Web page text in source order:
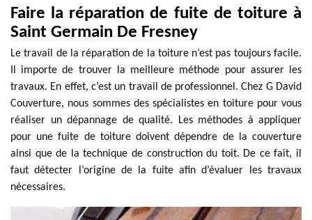
Faire la réparation de fuite de toiture à
Saint Germain De Fresney
Le travail de la réparation de la toiture n’est pas toujours facile.
Il importe de trouver la meilleure méthode pour assurer les
travaux. En effet, c’est un travail de professionnel. Chez G David
Couverture, nous sommes des spécialistes en toiture pour vous
réaliser un dépannage de qualité. Les méthodes à appliquer
pour une fuite de toiture doivent dépendre de la couverture
ainsi que de la technique de construction du toit. De ce fait, il
faut détecter l’origine de la fuite afin d’évaluer les travaux
nécessaires.